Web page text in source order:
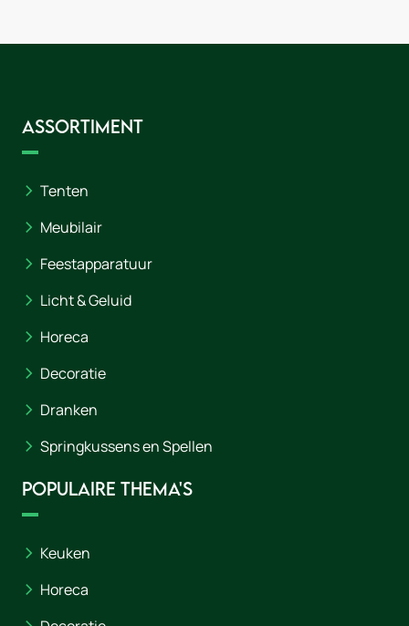
Assortiment
Tenten
Meubilair
Feestapparatuur
Licht & Geluid
Horeca
Decoratie
Dranken
Springkussens en Spellen
Populaire thema's
Keuken
Horeca